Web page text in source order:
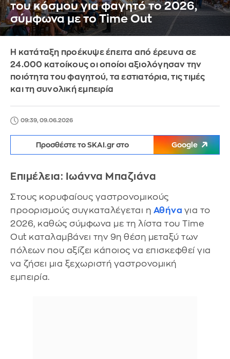
του κόσμου για φαγητό το 2026,
σύμφωνα με το Time Out
Η κατάταξη προέκυψε έπειτα από έρευνα σε
24.000 κατοίκους οι οποίοι αξιολόγησαν την
ποιότητα του φαγητού, τα εστιατόρια, τις τιμές
και τη συνολική εμπειρία
09:39, 09.06.2026
Προσθέστε το SKAI.gr στο Google
Επιμέλεια: Ιωάννα Μπαζιάνα
Στους κορυφαίους γαστρονομικούς
προορισμούς συγκαταλέγεται η Αθήνα για το
2026, καθώς σύμφωνα με τη λίστα του Time
Out καταλαμβάνει την 9η θέση μεταξύ των
πόλεων που αξίζει κάποιος να επισκεφθεί για
να ζήσει μια ξεχωριστή γαστρονομική
εμπειρία.